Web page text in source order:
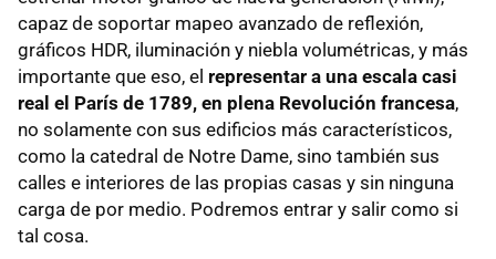
capaz de soportar mapeo avanzado de reflexión,
gráficos HDR, iluminación y niebla volumétricas, y más
importante que eso, el representar a una escala casi
real el París de 1789, en plena Revolución francesa,
no solamente con sus edificios más característicos,
como la catedral de Notre Dame, sino también sus
calles e interiores de las propias casas y sin ninguna
carga de por medio. Podremos entrar y salir como si
tal cosa.